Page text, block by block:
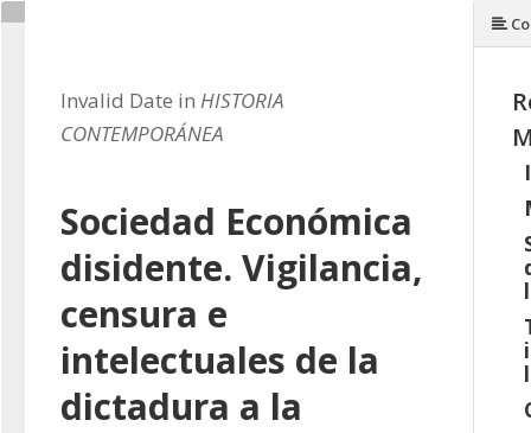
Invalid Date in HISTORIA
CONTEMPORÁNEA
Sociedad Económica
disidente. Vigilancia,
censura e
intelectuales de la
dictadura a la